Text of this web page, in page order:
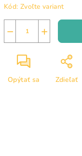
Kód: Zvoľte variant
+
−
Opýtať sa Zdieľať